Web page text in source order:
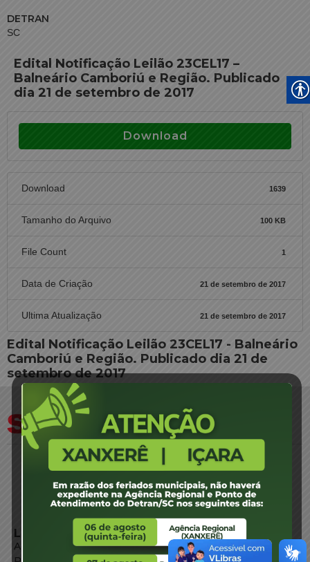
DETRAN
SC
Edital Notificação Leilão 23CEL17 –
Balneário Camboriú e Região. Publicado
dia 21 de setembro de 2017
Download
Download 1639
Tamanho do Arquivo 100 KB
File Count 1
Data de Criação 21 de setembro de 2017
Ultima Atualização 21 de setembro de 2017
Edital Notificação Leilão 23CEL17 - Balneário
Camboriú e Região. Publicado dia 21 de
setembro de 2017
LINKS EXTERNOS
Agência de Notícias